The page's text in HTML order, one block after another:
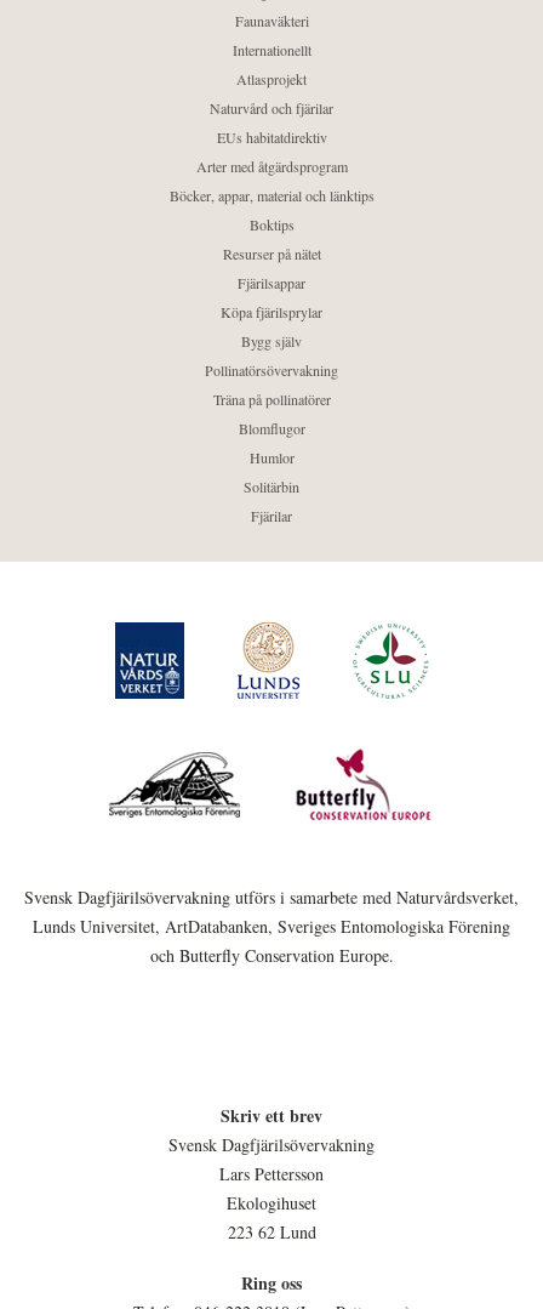
Faunaväkteri
Internationellt
Atlasprojekt
Naturvård och fjärilar
EUs habitatdirektiv
Arter med åtgärdsprogram
Böcker, appar, material och länktips
Boktips
Resurser på nätet
Fjärilsappar
Köpa fjärilsprylar
Bygg själv
Pollinatörsövervakning
Träna på pollinatörer
Blomflugor
Humlor
Solitärbin
Fjärilar
Svensk Dagfjärilsövervakning utförs i samarbete med Naturvårdsverket,
Lunds Universitet, ArtDatabanken, Sveriges Entomologiska Förening
och Butterfly Conservation Europe.
Skriv ett brev
Svensk Dagfjärilsövervakning
Lars Pettersson
Ekologihuset
223 62 Lund
Ring oss